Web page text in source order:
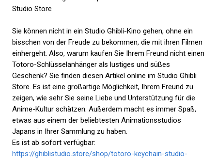
Sie können nicht in ein Studio Ghibli-Kino gehen, ohne ein
bisschen von der Freude zu bekommen, die mit ihren Filmen
einhergeht. Also, warum kaufen Sie Ihrem Freund nicht einen
Totoro-Schlüsselanhänger als lustiges und süßes
Geschenk? Sie finden diesen Artikel online im Studio Ghibli
Store. Es ist eine großartige Möglichkeit, Ihrem Freund zu
zeigen, wie sehr Sie seine Liebe und Unterstützung für die
Anime-Kultur schätzen. Außerdem macht es immer Spaß,
etwas aus einem der beliebtesten Animationsstudios
Japans in Ihrer Sammlung zu haben.
Es ist ab sofort verfügbar:
https://ghiblistudio.store/shop/totoro-keychain-studio-